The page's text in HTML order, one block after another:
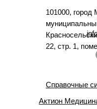
101000, город
22, стр. 1,
Справочные
Актион